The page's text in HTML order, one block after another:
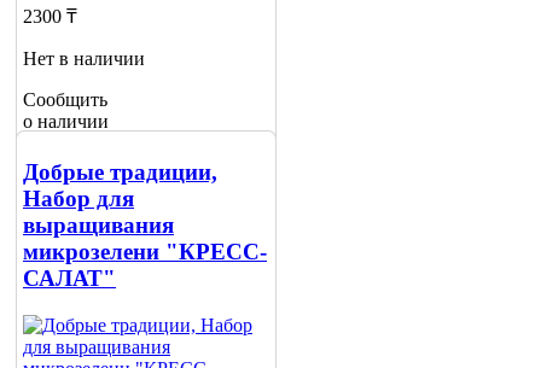
2300 ₸
Нет в наличии
Сообщить
о наличии
Добрые традиции,
Набор для
выращивания
микрозелени "КРЕСС-
САЛАТ"